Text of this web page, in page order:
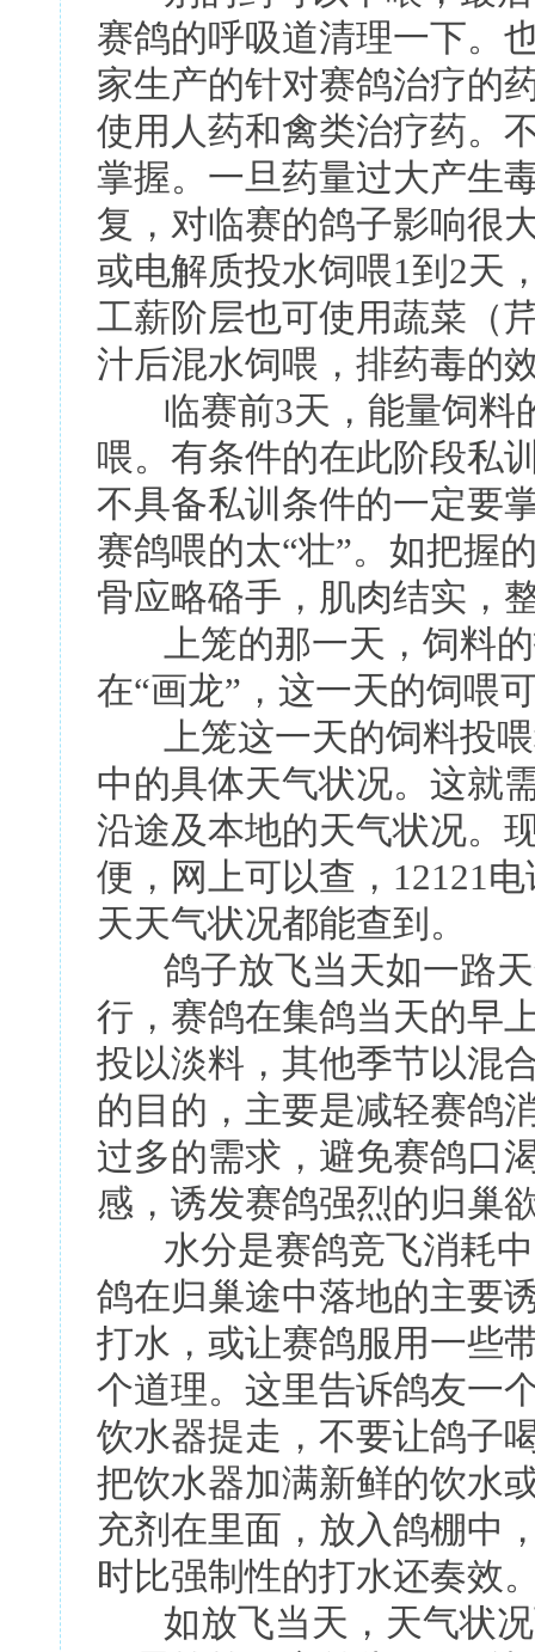
赛鸽的呼吸道清理一下。
家生产的针对赛鸽治疗的
使用人药和禽类治疗药。
掌握。一旦药量过大产生
复，对临赛的鸽子影响很
或电解质投水饲喂1到2天
工薪阶层也可使用蔬菜（
汁后混水饲喂，排药毒的
临赛前3天，能量饲料
喂。有条件的在此阶段私
不具备私训条件的一定要
赛鸽喂的太“壮”。如把握
骨应略硌手，肌肉结实，
上笼的那一天，饲料的
在“画龙”，这一天的饲喂
上笼这一天的饲料投喂
中的具体天气状况。这就
沿途及本地的天气状况。
便，网上可以查，12121
天天气状况都能查到。
鸽子放飞当天如一路天
行，赛鸽在集鸽当天的早
投以淡料，其他季节以混
的目的，主要是减轻赛鸽
过多的需求，避免赛鸽口
感，诱发赛鸽强烈的归巢
水分是赛鸽竞飞消耗中
鸽在归巢途中落地的主要
打水，或让赛鸽服用一些
个道理。这里告诉鸽友一
饮水器提走，不要让鸽子
把饮水器加满新鲜的饮水
充剂在里面，放入鸽棚中
时比强制性的打水还奏效
如放飞当天，天气状况